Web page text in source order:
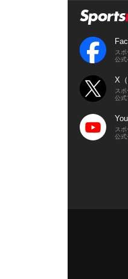
ス
公式
X
ス
公式
ス
公式